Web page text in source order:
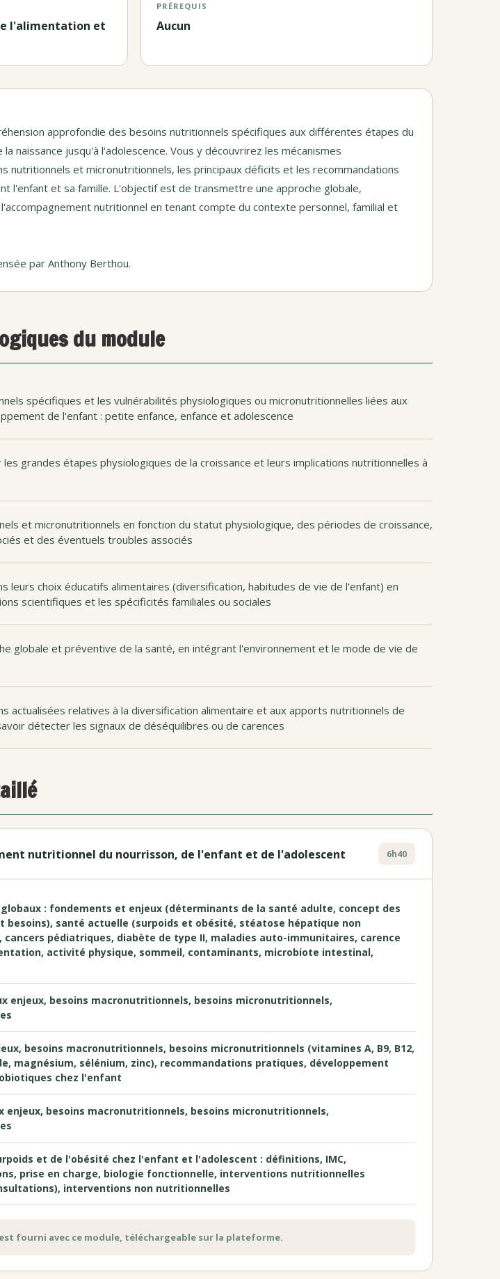
l'alimentation et
PRÉREQUIS
Aucun
approfondie des besoins nutritionnels spécifiques aux différentes étapes du
naissance jusqu'à l'adolescence. Vous y découvrirez les mécanismes
nutritionnels et micronutritionnels, les principaux déficits et les recommandations
l'enfant et sa famille. L'objectif est de transmettre une approche globale,
nutritionnel en tenant compte du contexte personnel, familial et
par Anthony Berthou.
du module
spécifiques et les vulnérabilités physiologiques ou micronutritionnelles liées aux
de l'enfant : petite enfance, enfance et adolescence
grandes étapes physiologiques de la croissance et leurs implications nutritionnelles à
et micronutritionnels en fonction du statut physiologique, des périodes de croissance,
et des éventuels troubles associés
leurs choix éducatifs alimentaires (diversification, habitudes de vie de l'enfant) en
scientifiques et les spécificités familiales ou sociales
globale et préventive de la santé, en intégrant l'environnement et le mode de vie de
actualisées relatives à la diversification alimentaire et aux apports nutritionnels de
détecter les signaux de déséquilibres ou de carences
nutritionnel du nourrisson, de l'enfant et de l'adolescent 6h40
: fondements et enjeux (déterminants de la santé adulte, concept des
besoins), santé actuelle (surpoids et obésité, stéatose hépatique non
pédiatriques, diabète de type II, maladies auto-immunitaires, carence
activité physique, sommeil, contaminants, microbiote intestinal,
enjeux, besoins macronutritionnels, besoins micronutritionnels,
besoins macronutritionnels, besoins micronutritionnels (vitamines A, B9, B12,
magnésium, sélénium, zinc), recommandations pratiques, développement
chez l'enfant
enjeux, besoins macronutritionnels, besoins micronutritionnels,
et de l'obésité chez l'enfant et l'adolescent : définitions, IMC,
prise en charge, biologie fonctionnelle, interventions nutritionnelles
interventions non nutritionnelles
est fourni avec ce module, téléchargeable sur la plateforme.